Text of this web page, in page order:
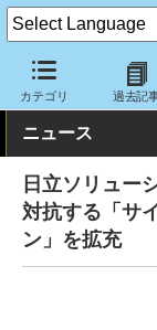
カテゴリ 過去記
クラウド Watch セ
ニュース
日立ソリュー
対抗する「サ
ン」を拡充